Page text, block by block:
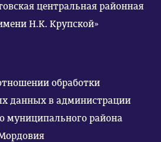
центральная районная
Н.К. Крупской»
обработки
данных в администрации
муниципального района